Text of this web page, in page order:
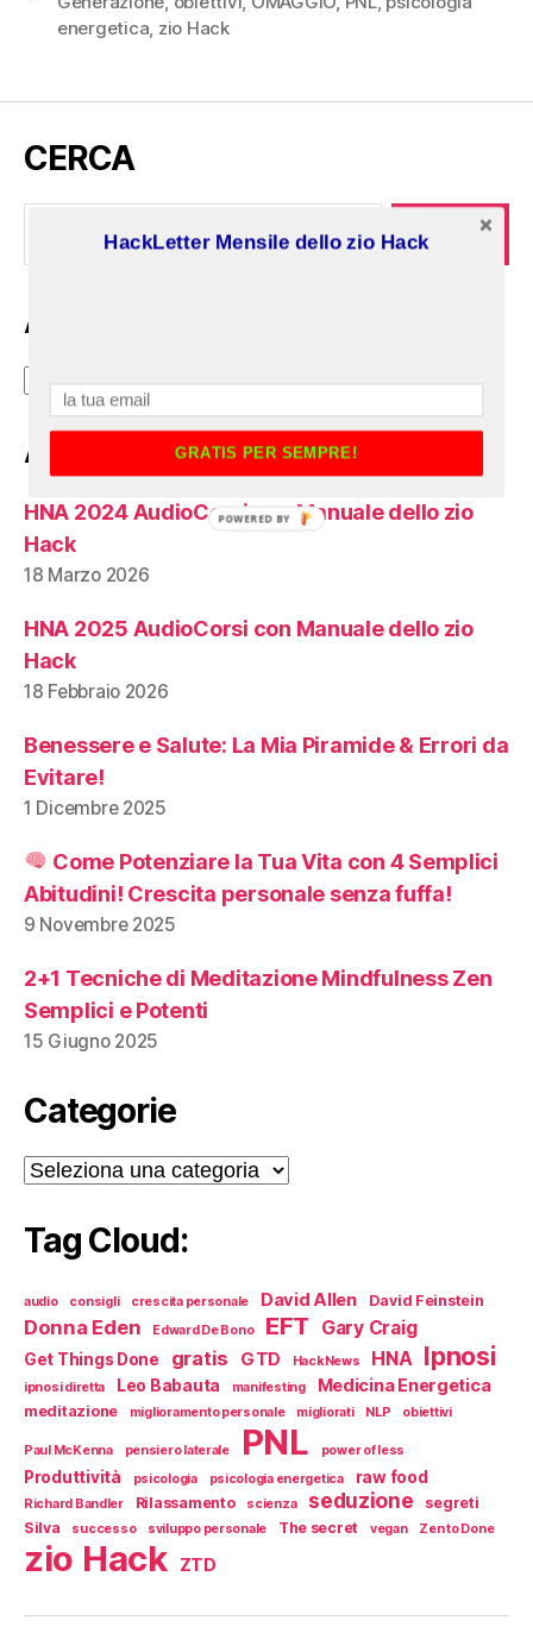
energetica zio Hack
CERCA
Archivi
Articoli recenti:
HNA 2024 AudioCorsi con Manuale dello zio
Hack
18 Marzo 2026
HNA 2025 AudioCorsi con Manuale dello zio
Hack
18 Febbraio 2026
Benessere e Salute: La Mia Piramide & Errori da
Evitare!
1 Dicembre 2025
Come Potenziare la Tua Vita con 4 Semplici
Abitudini! Crescita personale senza fuffa!
9 Novembre 2025
2+1 Tecniche di Meditazione Mindfulness Zen
Semplici e Potenti
15 Giugno 2025
Categorie
Categorie
Tag Cloud:
audio consigli crescita personale David Allen David Feinstein
Donna Eden Edward De Bono EFT Gary Craig
Get Things Done gratis GTD HackNews HNA Ipnosi
ipnosi diretta Leo Babauta manifesting Medicina Energetica
meditazione miglioramento personale migliorati NLP obiettivi
Paul McKenna pensiero laterale PNL power of less
Produttività psicologia psicologia energetica raw food
Richard Bandler Rilassamento scienza seduzione
segreti
Silva
successo sviluppo personale The secret vegan Zen to Done
zio Hack ZTD
HackLetter Mensile dello zio Hack
GRATIS PER SEMPRE!
POWERED BY